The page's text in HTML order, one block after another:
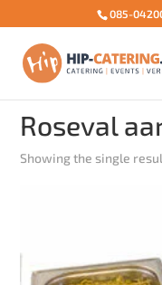
085-
Roseval
Showing the single